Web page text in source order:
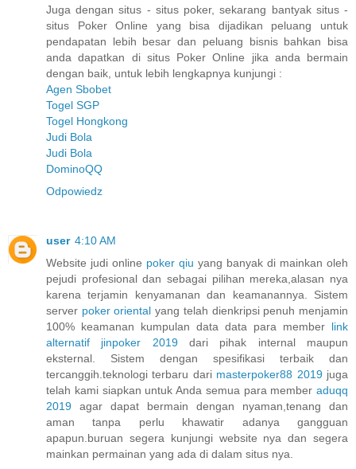
Juga dengan situs - situs poker, sekarang bantyak situs -
situs Poker Online yang bisa dijadikan peluang untuk
pendapatan lebih besar dan peluang bisnis bahkan bisa
anda dapatkan di situs Poker Online jika anda bermain
dengan baik, untuk lebih lengkapnya kunjungi :
Agen Sbobet
Togel SGP
Togel Hongkong
Judi Bola
Judi Bola
DominoQQ
Odpowiedz
user 4:10 AM
Website judi online poker qiu yang banyak di mainkan oleh
pejudi profesional dan sebagai pilihan mereka,alasan nya
karena terjamin kenyamanan dan keamanannya. Sistem
server poker oriental yang telah dienkripsi penuh menjamin
100% keamanan kumpulan data data para member link
alternatif jinpoker 2019dari pihak internal maupun
eksternal. Sistem dengan spesifikasi terbaik dan
tercanggih.teknologi terbaru dari masterpoker88 2019juga
telah kami siapkan untuk Anda semua para member aduqq
2019 agar dapat bermain dengan nyaman,tenang dan
aman tanpa perlu khawatir adanya gangguan
apapun.buruan segera kunjungi website nya dan segera
mainkan permainan yang ada di dalam situs nya.